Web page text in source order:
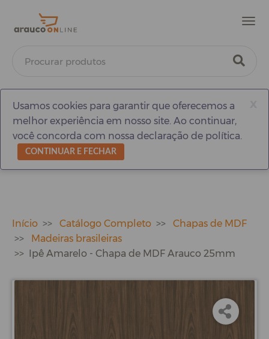
Usamos cookies para garantir que oferecemos a
melhor experiência em nosso site. Ao continuar,
você concorda com nossa declaração de política.
CONTINUAR E FECHAR
Início Catálogo Completo
Chapas de MDF
Madeiras brasileiras
Ipê Amarelo - Chapa de MDF Arauco 25mm